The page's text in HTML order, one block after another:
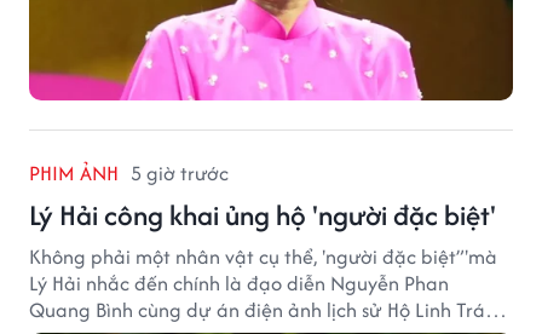
PHIM ẢNH 5 giờ trước
Lý Hải công khai ủng hộ 'người đặc biệt'
Không phải một nhân vật cụ thể, 'người đặc biệt”'mà
Lý Hải nhắc đến chính là đạo diễn Nguyễn Phan
Quang Bình cùng dự án điện ảnh lịch sử Hộ Linh Tráng